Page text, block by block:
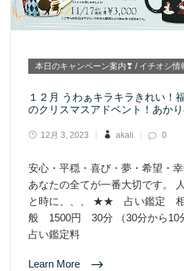
本日のキャンペーン案内❣ / イチオシ情
１２月 うわぁキラキラきれい！
のクリスマスアドベント！あか
12月 3, 2023 akali 0
安心・平穏・喜び・夢・希望・
あなたの全てが一番大切です
と時に、、、 ★★ 占い鑑定
般 1500円 30分 （30分から10
占い鑑定料
Learn More